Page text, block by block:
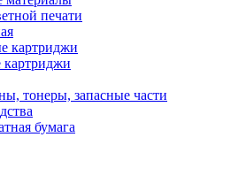
печати
картриджи
тонеры, запасные части
бумага